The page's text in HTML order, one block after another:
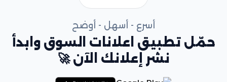
أسرع - أسهل - أوضح
حمّل تطبيق اعلانات السوق وابدأ
نشر إعلانك الآن 🚀